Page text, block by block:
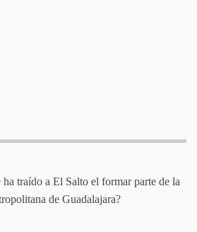
traído a El Salto el formar parte de la
de Guadalajara?